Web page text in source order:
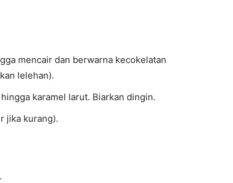
mencair dan berwarna kecokelatan
lelehan).
karamel larut. Biarkan dingin.
jika kurang).